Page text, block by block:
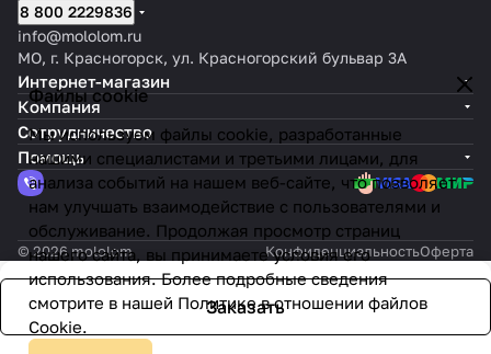
Заказать
Файлы cookie
Мы используем файлы cookie, разработанные
нашими специалистами и третьими лицами, для
анализа событий на нашем веб-сайте, что позволяет
нам улучшать взаимодействие с пользователями и
обслуживание. Продолжая просмотр страниц
нашего сайта, вы принимаете условия его
использования. Более подробные сведения
смотрите в нашей Политике в отношении файлов
Cookie.
8 800 2229836
info@mololom.ru
МО, г. Красногорск, ул. Красногорский бульвар 3А
Интернет-магазин
Компания
Сотрудничество
Помощь
© 2026 mololom КонфиденциальностьОферта